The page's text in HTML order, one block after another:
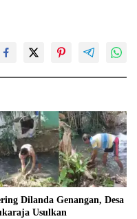
Dilanda Genangan, Desa
Usulkan